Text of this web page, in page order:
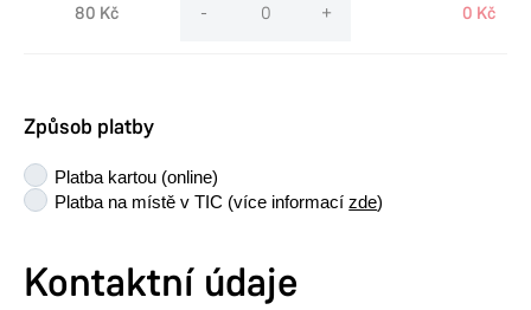
80 Kč - + 0 Kč
Způsob platby
Platba kartou (online)
Platba na místě v TIC (více informacízde)
Kontaktní údaje